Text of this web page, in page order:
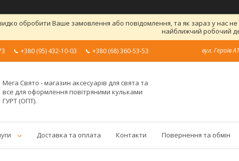
обробити Ваше замовлення або повідомлення, та як зараз у нас
найближчий робочий
+380 (95) 432-10-03 +380 (68) 360-53-53 вул. Героїв
Мега Свято - магазин аксесуарів для свята та
все для оформлення повітряними кульками
ГУРТ (ОПТ).
Доставка та оплата Контакти Повернення та обмін